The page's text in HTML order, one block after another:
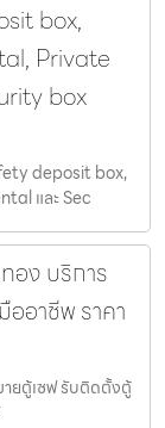
box,
Private
box
deposit box,
และ Sec
อง บริการ
อาชีพ ราคา
ายตู้เซฟ รับติดตั้งตู้